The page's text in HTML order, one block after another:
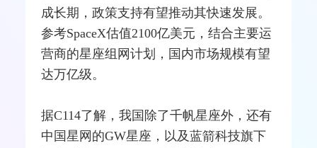
成长期，政策支持有望推动其快速发展。
参考SpaceX估值2100亿美元，结合主要运
营商的星座组网计划，国内市场规模有望
达万亿级。
据C114了解，我国除了千帆星座外，还有
中国星网 的GW星座，以及蓝箭科技旗下